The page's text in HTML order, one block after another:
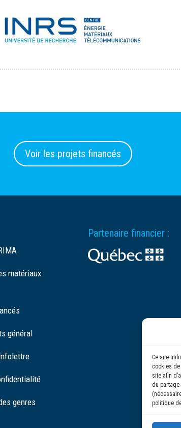
Ce site
cookies de
site afin
du partage
politique
Voir les projets financés
matériaux
général
genres
Partenaire financier :